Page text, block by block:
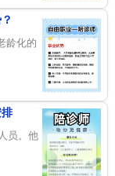
龄化的
员。他